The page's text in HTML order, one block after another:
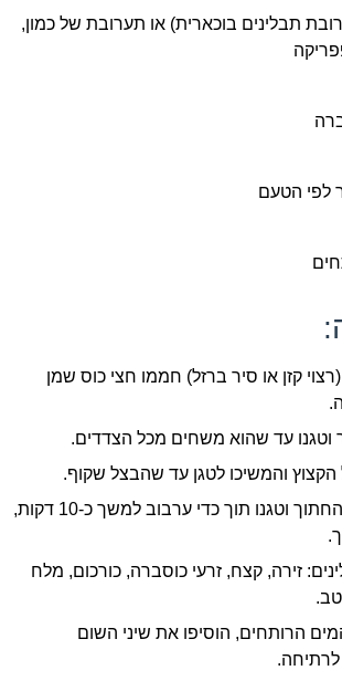
תבלינים בוכארית) או תערובת של כמון,
לפי הטעם
קזן או סיר ברזל) חממו חצי כוס שמן
וטגנו עד שהוא משחים מכל הצדדים.
והמשיכו לטגן עד שהבצל שקוף.
הוסיפו את הגזר החתוך וטגנו תוך כדי ערבוב למשך כ-10 דקות,
זירה, קצח, זרעי כוסברה, כורכום, מלח
הרותחים, הוסיפו את שיני השום
לרתיחה.